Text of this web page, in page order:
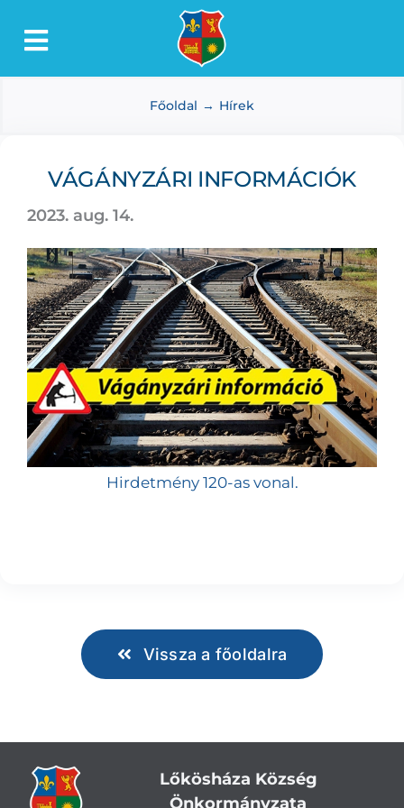
Toggle
Lőkösháza
Dokumentumtár
Média
Választás
Főoldal Hírek
VÁGÁNYZÁRI INFORMÁCIÓK
2023. aug. 14.
Hirdetmény 120-as vonal.
Vissza a főoldalra
Lőkösháza Község
Önkormányzata